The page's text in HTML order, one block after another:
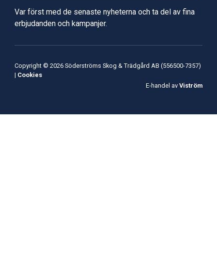
Var först med de senaste nyheterna och ta del av fina
erbjudanden och kampanjer.
Copyright © 2026 Söderströms Skog & Trädgård AB (556500-7357)
| Cookies
E-handel av Viström